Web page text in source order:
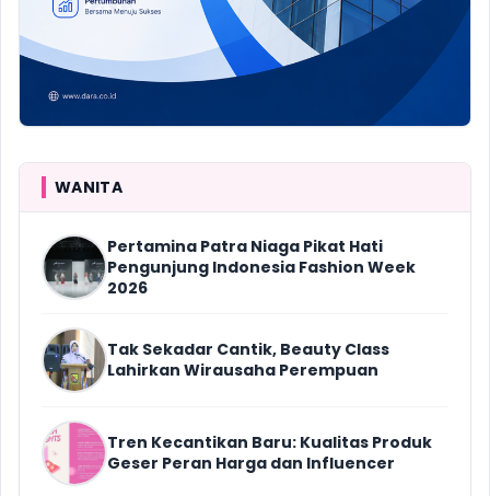
WANITA
Pertamina Patra Niaga Pikat Hati
Pengunjung Indonesia Fashion Week
2026
Tak Sekadar Cantik, Beauty Class
Lahirkan Wirausaha Perempuan
Tren Kecantikan Baru: Kualitas Produk
Geser Peran Harga dan Influencer